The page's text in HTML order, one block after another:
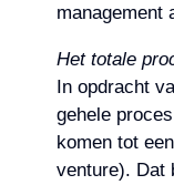
management
Het totale
In opdracht
gehele
komen tot
venture). Dat